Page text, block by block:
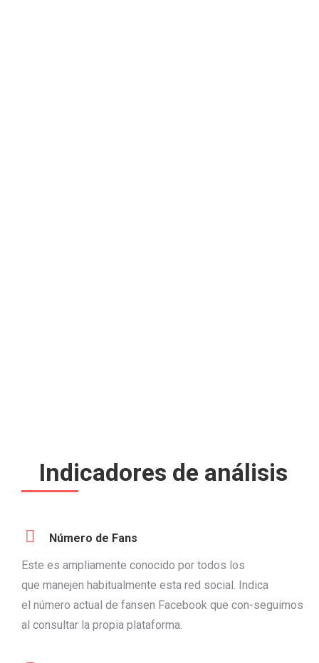
Indicadores de análisis
Número de Fans
Este es ampliamente conocido por todos los
que manejen habitualmente esta red social. Indica
el número actual de fansen Facebook que con-seguimos
al consultar la propia plataforma.